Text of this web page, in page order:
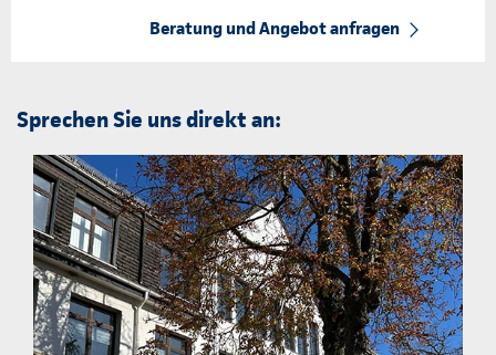
Beratung und Angebot anfragen
Sprechen Sie uns direkt an: